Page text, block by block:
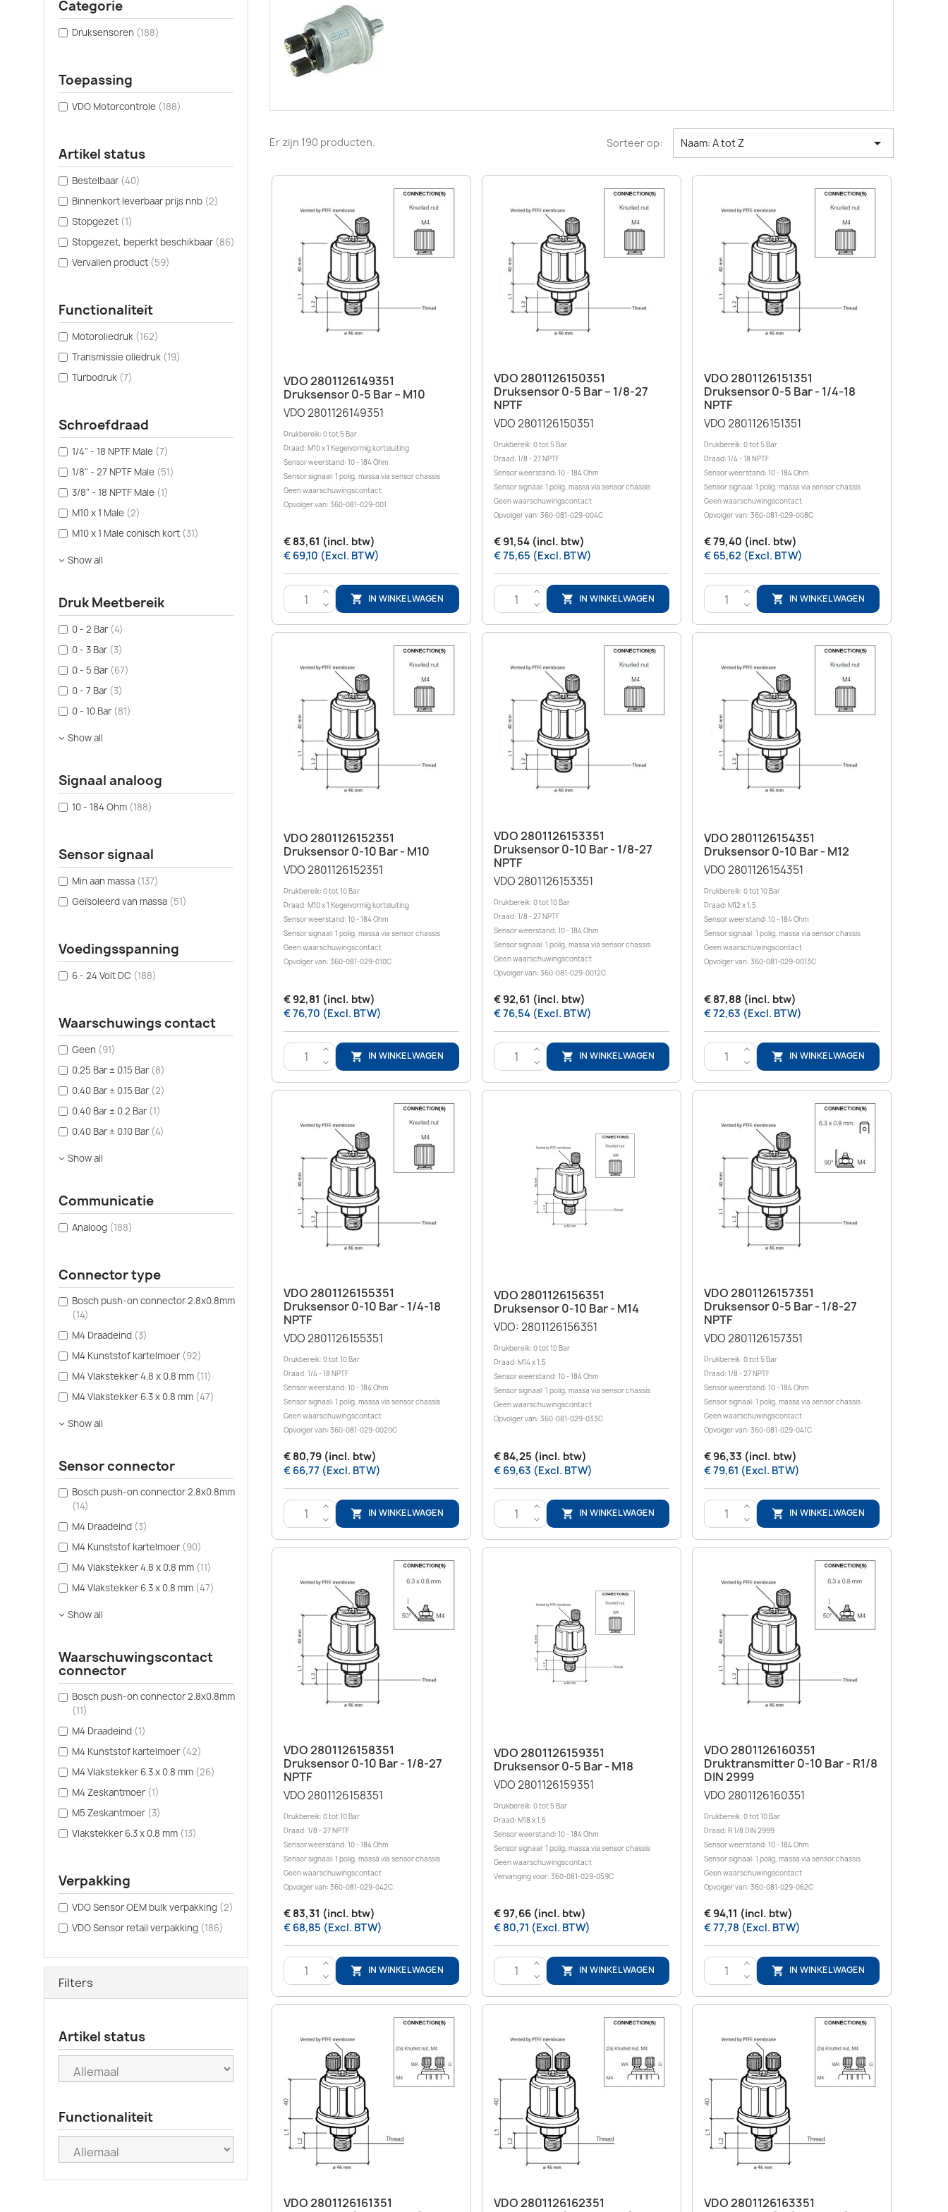
Categorie
Druksensoren (188)
Toepassing
VDO Motorcontrole (188)
Artikel status
Bestelbaar (40)
Binnenkort leverbaar prijs nnb (2)
Stopgezet (1)
Stopgezet, beperkt beschikbaar (86)
Vervallen product (59)
Functionaliteit
Motoroliedruk (162)
Transmissie oliedruk (19)
Turbodruk (7)
Schroefdraad
1/4" - 18 NPTF Male (7)
1/8" - 27 NPTF Male (51)
3/8" - 18 NPTF Male (1)
M10 x 1 Male (2)
M10 x 1 Male conisch kort (31)
Show all
Druk Meetbereik
0 - 2 Bar (4)
0 - 3 Bar (3)
0 - 5 Bar (67)
0 - 7 Bar (3)
0 - 10 Bar (81)
Show all
Signaal analoog
10 - 184 Ohm (188)
Sensor signaal
Min aan massa (137)
Geïsoleerd van massa (51)
Voedingsspanning
6 - 24 Volt DC (188)
Waarschuwings contact
Geen (91)
0.25 Bar ± 0.15 Bar (8)
0.40 Bar ± 0.15 Bar (2)
0.40 Bar ± 0.2 Bar (1)
0.40 Bar ± 0.10 Bar (4)
Show all
Communicatie
Analoog (188)
Connector type
Bosch push-on connector 2.8x0.8mm
(14)
M4 Draadeind (3)
M4 Kunststof kartelmoer (92)
M4 Vlakstekker 4.8 x 0.8 mm (11)
M4 Vlakstekker 6.3 x 0.8 mm (47)
Show all
Sensor connector
Bosch push-on connector 2.8x0.8mm
(14)
M4 Draadeind (3)
M4 Kunststof kartelmoer (90)
M4 Vlakstekker 4.8 x 0.8 mm (11)
M4 Vlakstekker 6.3 x 0.8 mm (47)
Show all
Waarschuwingscontact
connector
Bosch push-on connector 2.8x0.8mm
(11)
M4 Draadeind (1)
M4 Kunststof kartelmoer (42)
M4 Vlakstekker 6.3 x 0.8 mm (26)
M4 Zeskantmoer (1)
M5 Zeskantmoer (3)
Vlakstekker 6.3 x 0.8 mm (13)
Verpakking
VDO Sensor OEM bulk verpakking (2)
VDO Sensor retail verpakking (186)
Filters
Artikel status
Functionaliteit
Er zijn 190 producten. Sorteer op: Naam: A tot Z 
Snel bekijken
VDO 2801126149351
Druksensor 0-5 Bar – M10
VDO 2801126149351
Drukbereik: 0 tot 5 Bar
Draad: M10 x 1 Kegelvormig kortsluiting
Sensor weerstand: 10 - 184 Ohm
Sensor signaal: 1 polig, massa via sensor chassis
Geen waarschuwingscontact
Opvolger van: 360-081-029-001
€ 83,61 (incl. btw)
€ 69,10 (Excl. BTW)
>
<
 IN WINKELWAGEN
Snel bekijken
VDO 2801126150351
Druksensor 0-5 Bar – 1/8-27
NPTF
VDO 2801126150351
Drukbereik: 0 tot 5 Bar
Draad: 1/8 - 27 NPTF
Sensor weerstand: 10 - 184 Ohm
Sensor signaal: 1 polig, massa via sensor chassis
Geen waarschuwingscontact
Opvolger van: 360-081-029-004C
€ 91,54 (incl. btw)
€ 75,65 (Excl. BTW)
>
<
 IN WINKELWAGEN
Snel bekijken
VDO 2801126151351
Druksensor 0-5 Bar - 1/4-18
NPTF
VDO 2801126151351
Drukbereik: 0 tot 5 Bar
Draad: 1/4 - 18 NPTF
Sensor weerstand: 10 - 184 Ohm
Sensor signaal: 1 polig, massa via sensor chassis
Geen waarschuwingscontact
Opvolger van: 360-081-029-008C
€ 79,40 (incl. btw)
€ 65,62 (Excl. BTW)
>
<
 IN WINKELWAGEN
Snel bekijken
VDO 2801126152351
Druksensor 0-10 Bar - M10
VDO 2801126152351
Drukbereik: 0 tot 10 Bar
Draad: M10 x 1 Kegelvormig kortsluiting
Sensor weerstand: 10 - 184 Ohm
Sensor signaal: 1 polig, massa via sensor chassis
Geen waarschuwingscontact
Opvolger van: 360-081-029-010C
€ 92,81 (incl. btw)
€ 76,70 (Excl. BTW)
>
<
 IN WINKELWAGEN
Snel bekijken
VDO 2801126153351
Druksensor 0-10 Bar - 1/8-27
NPTF
VDO 2801126153351
Drukbereik: 0 tot 10 Bar
Draad: 1/8 - 27 NPTF
Sensor weerstand: 10 - 184 Ohm
Sensor signaal: 1 polig, massa via sensor chassis
Geen waarschuwingscontact
Opvolger van: 360-081-029-0012C
€ 92,61 (incl. btw)
€ 76,54 (Excl. BTW)
>
<
 IN WINKELWAGEN
Snel bekijken
VDO 2801126154351
Druksensor 0-10 Bar - M12
VDO 2801126154351
Drukbereik: 0 tot 10 Bar
Draad: M12 x 1,5
Sensor weerstand: 10 - 184 Ohm
Sensor signaal: 1 polig, massa via sensor chassis
Geen waarschuwingscontact
Opvolger van: 360-081-029-0013C
€ 87,88 (incl. btw)
€ 72,63 (Excl. BTW)
>
<
 IN WINKELWAGEN
Snel bekijken
VDO 2801126155351
Druksensor 0-10 Bar - 1/4-18
NPTF
VDO 2801126155351
Drukbereik: 0 tot 10 Bar
Draad: 1/4 - 18 NPTF
Sensor weerstand: 10 - 184 Ohm
Sensor signaal: 1 polig, massa via sensor chassis
Geen waarschuwingscontact
Opvolger van: 360-081-029-0020C
€ 80,79 (incl. btw)
€ 66,77 (Excl. BTW)
>
<
 IN WINKELWAGEN
Snel bekijken
VDO 2801126156351
Druksensor 0-10 Bar - M14
VDO: 2801126156351
Drukbereik: 0 tot 10 Bar
Draad: M14 x 1,5
Sensor weerstand: 10 - 184 Ohm
Sensor signaal: 1 polig, massa via sensor chassis
Geen waarschuwingscontact
Opvolger van: 360-081-029-033C
€ 84,25 (incl. btw)
€ 69,63 (Excl. BTW)
>
<
 IN WINKELWAGEN
Snel bekijken
VDO 2801126157351
Druksensor 0-5 Bar - 1/8-27
NPTF
VDO 2801126157351
Drukbereik: 0 tot 5 Bar
Draad: 1/8 - 27 NPTF
Sensor weerstand: 10 - 184 Ohm
Sensor signaal: 1 polig, massa via sensor chassis
Geen waarschuwingscontact
Opvolger van: 360-081-029-041C
€ 96,33 (incl. btw)
€ 79,61 (Excl. BTW)
>
<
 IN WINKELWAGEN
Snel bekijken
VDO 2801126158351
Druksensor 0-10 Bar - 1/8-27
NPTF
VDO 2801126158351
Drukbereik: 0 tot 10 Bar
Draad: 1/8 - 27 NPTF
Sensor weerstand: 10 - 184 Ohm
Sensor signaal: 1 polig, massa via sensor chassis
Geen waarschuwingscontact
Opvolger van: 360-081-029-042C
€ 83,31 (incl. btw)
€ 68,85 (Excl. BTW)
>
<
 IN WINKELWAGEN
Snel bekijken
VDO 2801126159351
Druksensor 0-5 Bar - M18
VDO 2801126159351
Drukbereik: 0 tot 5 Bar
Draad: M18 x 1,5
Sensor weerstand: 10 - 184 Ohm
Sensor signaal: 1 polig, massa via sensor chassis
Geen waarschuwingscontact
Vervanging voor: 360-081-029-059C
€ 97,66 (incl. btw)
€ 80,71 (Excl. BTW)
>
<
 IN WINKELWAGEN
Snel bekijken
VDO 2801126160351
Druktransmitter 0-10 Bar - R1/8
DIN 2999
VDO 2801126160351
Drukbereik: 0 tot 10 Bar
Draad: R 1/8 DIN 2999
Sensor weerstand: 10 - 184 Ohm
Sensor signaal: 1 polig, massa via sensor chassis
Geen waarschuwingscontact
Opvolger van: 360-081-029-062C
€ 94,11 (incl. btw)
€ 77,78 (Excl. BTW)
>
<
 IN WINKELWAGEN
Snel bekijken
VDO 2801126161351
Snel bekijken
VDO 2801126162351
Snel bekijken
VDO 2801126163351